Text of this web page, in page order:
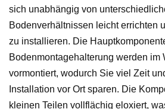
sich unabhängig von
Bodenverhältnissen leicht errichten
zu installieren. Die
Bodenmontagehalterung werden im
vormontiert, wodurch Sie viel Zeit
Installation vor Ort sparen. Die
kleinen Teilen vollflächig eloxiert,